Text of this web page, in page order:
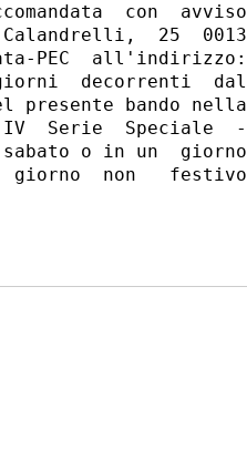
con  avviso
25  0013
PEC  all'indirizzo:
decorrenti  dal
presente bando nella
Serie  Speciale  -
o in un  giorno
non   festivo